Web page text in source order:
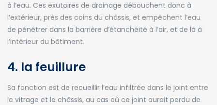
à l’eau. Ces exutoires de drainage débouchent donc à
l’extérieur, près des coins du châssis, et empêchent l’eau
de pénétrer dans la barrière d’étanchéité à l’air, et de là à
l’intérieur du bâtiment.
4. la feuillure
Sa fonction est de recueillir l’eau infiltrée dans le joint entre
le vitrage et le châssis, au cas où ce joint aurait perdu de